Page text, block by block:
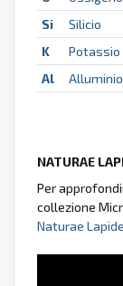
Si
Silicio
K
Potassio
Al
Alluminio
NATURAE
Per
collezione
Naturae